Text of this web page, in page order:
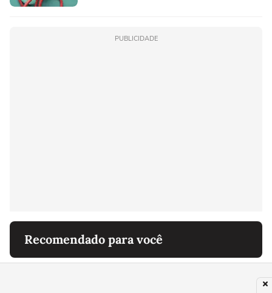
PUBLICIDADE
Recomendado para você